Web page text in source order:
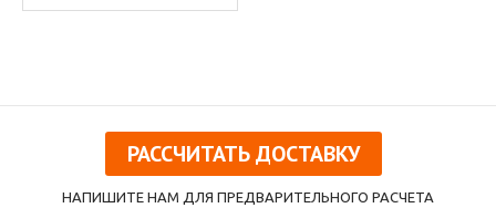
РАССЧИТАТЬ ДОСТАВКУ
НАПИШИТЕ НАМ ДЛЯ ПРЕДВАРИТЕЛЬНОГО РАСЧЕТА